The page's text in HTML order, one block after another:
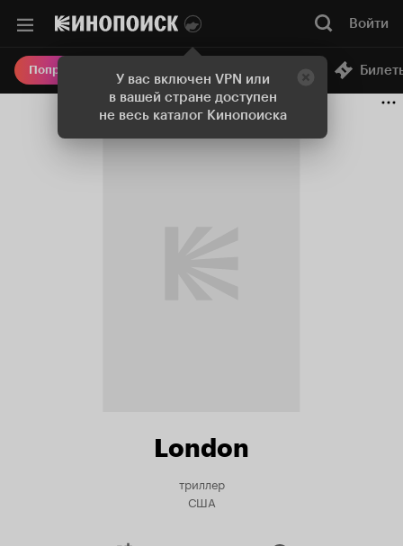
У вас включен VPN или
в вашей стране доступен
не весь каталог Кинопоиска
Войти
Попробовать Плюс Онлайн-кинотеатр
London
триллер
США